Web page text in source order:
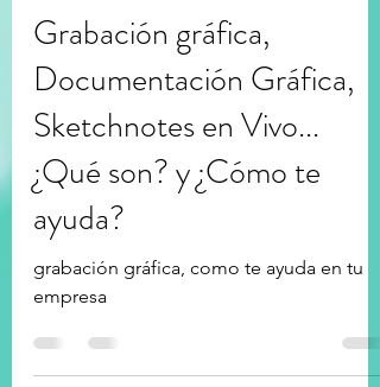
6 ene 2022
1 min de lectura
Grabación gráfica,
Documentación Gráfica,
Sketchnotes en Vivo...
¿Qué son? y ¿Cómo te
ayuda?
grabación gráfica, como te ayuda en tu